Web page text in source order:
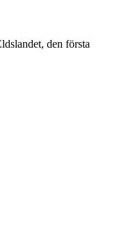
den första